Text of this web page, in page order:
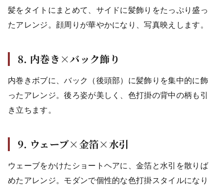
髪をタイトにまとめて、サイドに髪飾りをたっぷり盛っ
たアレンジ。顔周りが華やかになり、写真映えします。
8. 内巻き×バック飾り
内巻きボブに、バック（後頭部）に髪飾りを集中的に飾
ったアレンジ。後ろ姿が美しく、色打掛の背中の柄も引
き立ちます。
9. ウェーブ×金箔×水引
ウェーブをかけたショートヘアに、金箔と水引を散りば
めたアレンジ。モダンで個性的な色打掛スタイルになり